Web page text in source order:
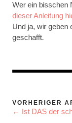
Wer ein bisschen
dieser Anleitung
Und ja, wir geben
geschafft.
VORHERIGER
← Ist DAS der